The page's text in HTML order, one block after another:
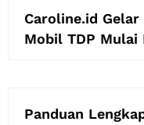
Caroline.id
Mobil TDP Mulai
Panduan